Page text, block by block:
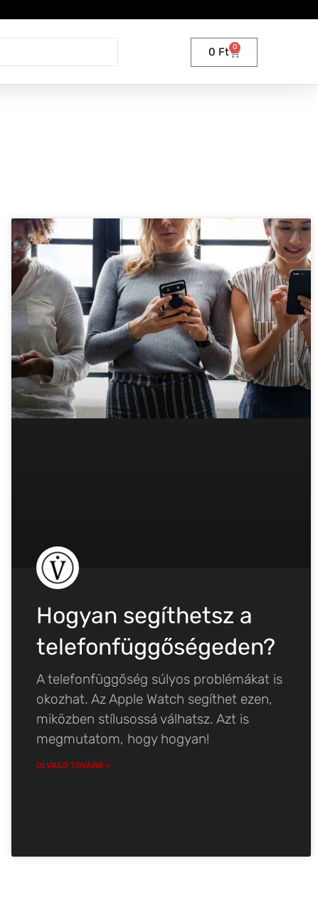
0 Ft 0
Hogyan segíthetsz a
telefonfüggőségeden?
A telefonfüggőség súlyos problémákat is
okozhat. Az Apple Watch segíthet ezen,
miközben stílusossá válhatsz. Azt is
megmutatom, hogy hogyan!
OLVASD TOVÁBB »